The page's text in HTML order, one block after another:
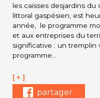
les caisses desjardins
littoral gaspésien, est
année, le programme
et aux entreprises du
significative : un tremplin
programme…
[ + ]
partager